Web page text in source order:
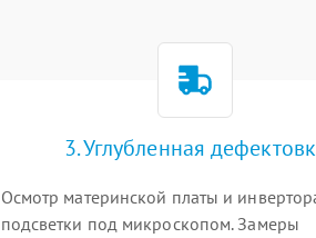
3. Углубленная
Осмотр материнской платы и
подсветки под микроскопом. Замеры